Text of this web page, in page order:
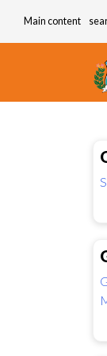
Main content